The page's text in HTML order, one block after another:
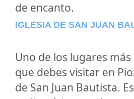
de encanto.
IGLESIA DE SAN JUAN
Uno de los lugares
que debes visitar en
de San Juan Bautista.